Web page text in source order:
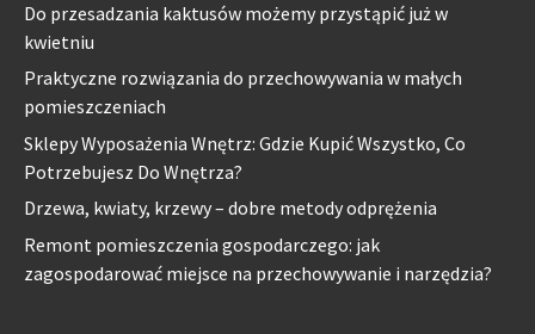
Do przesadzania kaktusów możemy przystąpić już w
kwietniu
Praktyczne rozwiązania do przechowywania w małych
pomieszczeniach
Sklepy Wyposażenia Wnętrz: Gdzie Kupić Wszystko, Co
Potrzebujesz Do Wnętrza?
Drzewa, kwiaty, krzewy – dobre metody odprężenia
Remont pomieszczenia gospodarczego: jak
zagospodarować miejsce na przechowywanie i narzędzia?